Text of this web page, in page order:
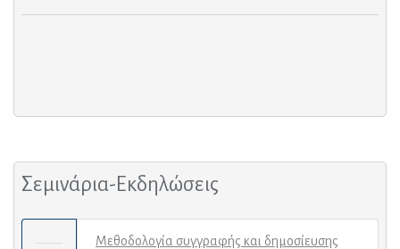
Σεμινάρια-Εκδηλώσεις
Μεθοδολογία συγγραφής και δημοσίευσης